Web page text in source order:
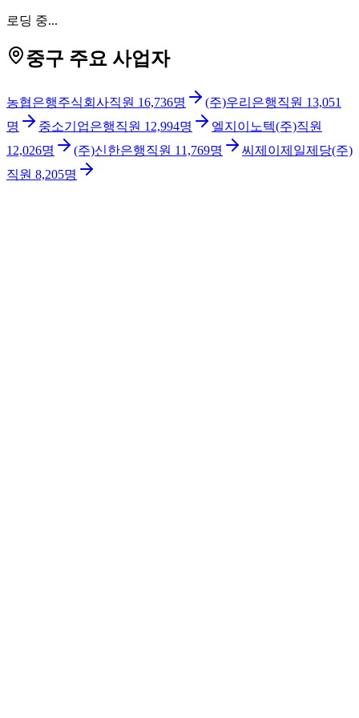
로딩 중...
중구 주요 사업자
농협은행주식회사직원 16,736명 (주)우리은행직원 13,051
명
중소기업은행직원 12,994명 엘지이노텍(주)직원
12,026명 (주)신한은행직원 11,769명
씨제이제일제당(주)
직원 8,205명